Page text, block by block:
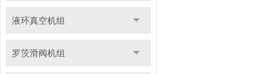
液环真空机组
罗茨滑阀机组